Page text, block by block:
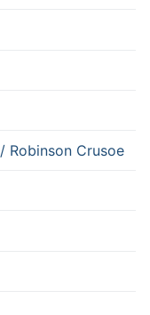
Robinson Crusoe